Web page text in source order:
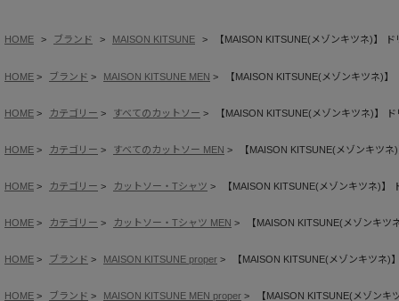
HOME ブランド MAISON KITSUNE 【MAISON KITSUNE(メゾンキツネ)】
HOME ブランド MAISON KITSUNE MEN 【MAISON KITSUNE(メゾンキツネ)
HOME カテゴリー すべてのカットソー 【MAISON KITSUNE(メゾンキツネ)】
HOME カテゴリー すべてのカットソー MEN 【MAISON KITSUNE(メゾンキツ
HOME カテゴリー カットソー・Tシャツ 【MAISON KITSUNE(メゾンキツネ)
HOME カテゴリー カットソー・Tシャツ MEN 【MAISON KITSUNE(メゾンキ
HOME ブランド MAISON KITSUNE proper 【MAISON KITSUNE(メゾンキツネ
HOME ブランド MAISON KITSUNE MEN proper 【MAISON KITSUNE(メゾン